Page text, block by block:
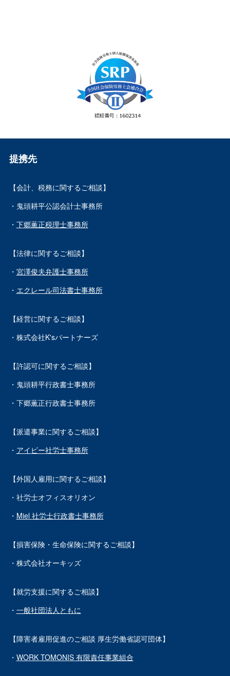
提携先
【会計、税務に関するご相談】
・鬼頭耕平公認会計士事務所
・ 下郷薫正税理士事務所
【法律に関するご相談】
・ 宮澤俊夫弁護士事務所
・ エクレール司法書士事務所
【経営に関するご相談】
・株式会社K'sパートナーズ
【許認可に関するご相談】
・鬼頭耕平行政書士事務所
・下郷薫正行政書士事務所
【派遣事業に関するご相談】
・ アイビー社労士事務所
【外国人雇用に関するご相談】
・社労士オフィスオリオン
・ Miel 社労士行政書士事務所
【損害保険・生命保険に関するご相談】
・株式会社オーキッズ
【就労支援に関するご相談】
・ 一般社団法人ともに
【障害者雇用促進のご相談 厚生労働省認可団体】
・ WORK TOMONIS 有限責任事業組合